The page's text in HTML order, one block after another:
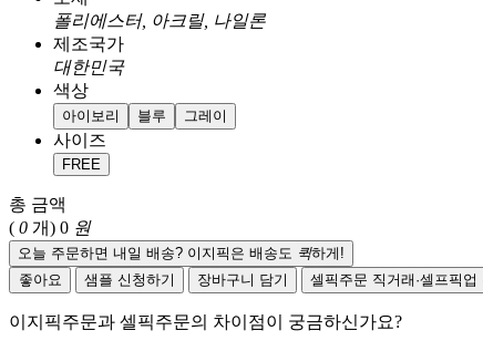
폴리에스터, 아크릴, 나일론
제조국가
대한민국
색상
아이보리 블루 그레이
사이즈
FREE
총 금액
( 0 개) 0 원
오늘 주문하면 내일 배송? 이지픽은 배송도 퀵하게!
좋아요
샘플 신청하기 장바구니 담기 셀픽주문 직거래·셀프픽업
이지픽주문과 셀픽주문의 차이점이 궁금하신가요?